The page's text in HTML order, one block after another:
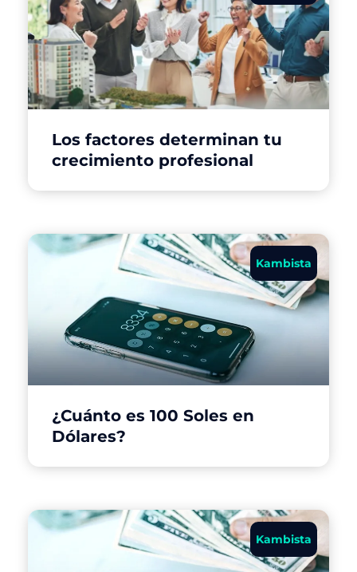
Los factores determinan tu
crecimiento profesional
Kambista
¿Cuánto es 100 Soles en
Dólares?
Kambista